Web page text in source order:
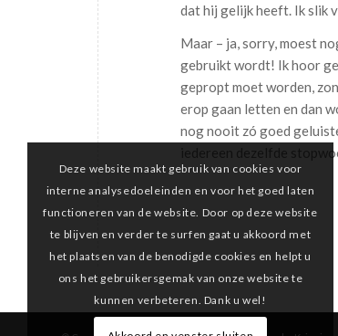
dat hij gelijk heeft. Ik slik
Maar – ja, sorry, moest
gebruikt wordt! Ik hoor
gepropt moet worden,
erop gaan letten en dan
nog nooit zó goed
iedereen dezelfde
Deze website maakt gebruik van cookies voor
interne analysedoeleinden en voor het goed laten
functioneren van de website. Door op deze website
te blijven en verder te surfen gaat u akkoord met
het plaatsen van de benodigde cookies en helpt u
ons het gebruikersgemak van onze website te
kunnen verbeteren. Dank u wel!